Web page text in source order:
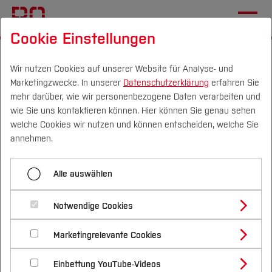
Campus Personen DE|EN Quicklinks
Studium
Studienangebote
Bachelorstudiengänge
Masterstudiengänge
Vor dem Studium
Bewerben & Einschreiben
Bewerbungsportal
Im Studium
Studienbüros und Prüfungen
Nach dem Studium
Forschung & Transfer
Profil
Forschungs- und Transferprofil
Schwerpunkte (FuT)
Beratung & Förderung
Nachhaltigkeit
Nachhaltigkeit studieren
International
Einrichtungen
Lehrveranstaltungen
Smart Robotics
Menü aufklappen
Robotik
Technische Mechanik (Nachhaltige
Entwicklung)
Maschinenelemente (Nachhaltige Entwicklung)
Smart Robotics
Lernergebnisse (learning outcomes) /
Kompetenzen
Cookie Einstellungen
Wir nutzen Cookies auf unserer Website für Analyse- und
Marketingzwecke. In unserer Datenschutzerklärung erfahren Sie
mehr darüber, wie wir personenbezogene Daten verarbeiten und
wie Sie uns kontaktieren können. Hier können Sie genau sehen
welche Cookies wir nutzen und können entscheiden, welche Sie
annehmen.
Alle auswählen
Notwendige Cookies
Marketingrelevante Cookies
Einbettung YouTube-Videos